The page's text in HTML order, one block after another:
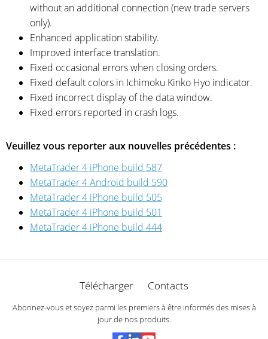
without an additional connection (new trade servers
only).
Enhanced application stability.
Improved interface translation.
Fixed occasional errors when closing orders.
Fixed default colors in Ichimoku Kinko Hyo indicator.
Fixed incorrect display of the data window.
Fixed errors reported in crash logs.
Veuillez vous reporter aux nouvelles précédentes :
MetaTrader 4 iPhone build 587
MetaTrader 4 Android build 590
MetaTrader 4 iPhone build 505
MetaTrader 4 iPhone build 501
MetaTrader 4 iPhone build 444
Télécharger Contacts
Abonnez-vous et soyez parmi les premiers à être informés des mises à
jour de nos produits.